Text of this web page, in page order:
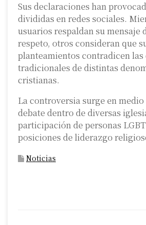
Sus declaraciones han
divididas en redes sociales.
usuarios respaldan su mensaje
respeto, otros consideran que
planteamientos contradicen las
tradicionales de distintas
cristianas.
La controversia surge en
debate dentro de diversas
participación de personas
posiciones de liderazgo
Noticias